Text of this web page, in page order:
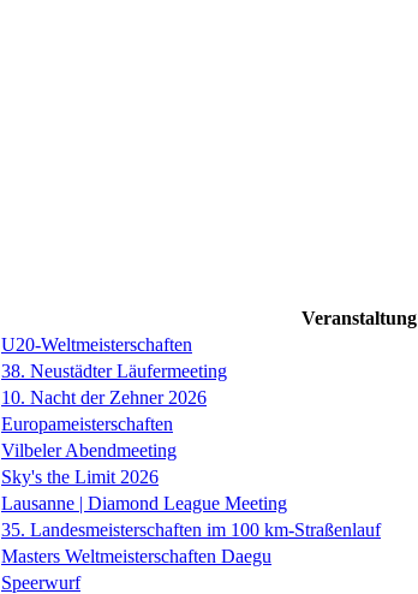
Veranstaltung
U20-Weltmeisterschaften
38. Neustädter Läufermeeting
10. Nacht der Zehner 2026
Europameisterschaften
Vilbeler Abendmeeting
Sky's the Limit 2026
Lausanne | Diamond League Meeting
35. Landesmeisterschaften im 100 km-Straßenlauf
Masters Weltmeisterschaften Daegu
Speerwurf